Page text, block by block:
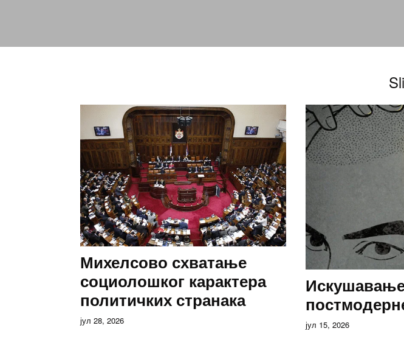
Михелсово схватање
социолошког карактера
политичких странака
јул 28, 2026 јул 15, 2026